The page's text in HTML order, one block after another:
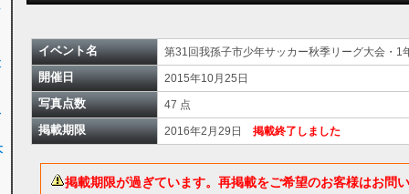
イベント名 第31回我孫子市少年サッカー秋季リーグ大会・1
開催日 2015年10月25日
写真点数 47 点
掲載期限 2016年2月29日 掲載終了しました
掲載期限が過ぎています。再掲載をご希望のお客様はお問い